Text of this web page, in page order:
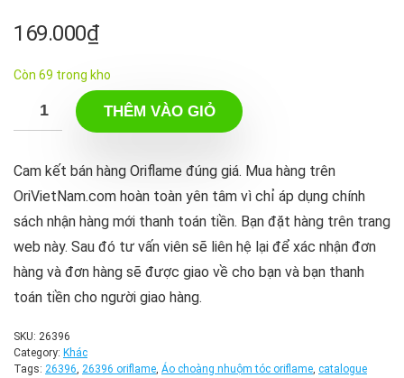
169.000₫
Còn 69 trong kho
THÊM VÀO GIỎ
Cam kết bán hàng Oriflame đúng giá. Mua hàng trên
OriVietNam.com hoàn toàn yên tâm vì chỉ áp dụng chính
sách nhận hàng mới thanh toán tiền. Bạn đặt hàng trên trang
web này. Sau đó tư vấn viên sẽ liên hệ lại để xác nhận đơn
hàng và đơn hàng sẽ được giao về cho bạn và bạn thanh
toán tiền cho người giao hàng.
SKU: 26396
Category: Khác
Tags: 26396, 26396 oriflame, Áo choàng nhuộm tóc oriflame, catalogue